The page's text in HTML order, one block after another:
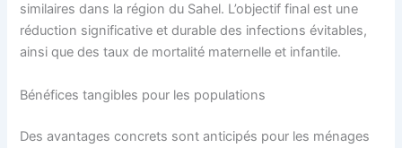
similaires dans la région du Sahel. L’objectif final est une
réduction significative et durable des infections évitables,
ainsi que des taux de mortalité maternelle et infantile.
Bénéfices tangibles pour les populations
Des avantages concrets sont anticipés pour les ménages